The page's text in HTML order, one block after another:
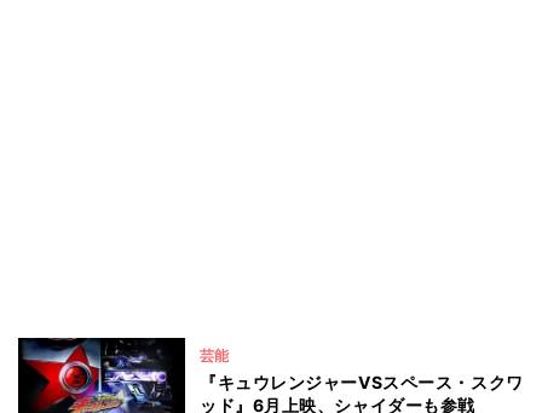
芸能
『キュウレンジャーVSスペース・スクワ
ッド』6月上映、シャイダーも参戦